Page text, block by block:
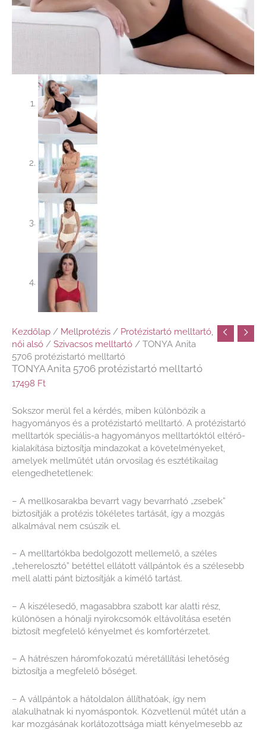
Kezdőlap / Mellprotézis / Protézistartó melltartó,
női alsó / Szivacsos melltartó / TONYA Anita
5706 protézistartó melltartó
TONYA Anita 5706 protézistartó melltartó
17498 Ft
Sokszor merül fel a kérdés, miben különbözik a
hagyományos és a protézistartó melltartó. A protézistartó
melltartók speciális-a hagyományos melltartóktól eltérő-
kialakítása biztosítja mindazokat a követelményeket,
amelyek mellműtét után orvosilag és esztétikailag
elengedhetetlenek:
– A mellkosarakba bevarrt vagy bevarrható „zsebek”
biztosítják a protézis tökéletes tartását, így a mozgás
alkalmával nem csúszik el.
– A melltartókba bedolgozott mellemelő, a széles
„teherelosztó” betéttel ellátott vállpántok és a szélesebb
mell alatti pánt biztosítják a kímélő tartást.
– A kiszélesedő, magasabbra szabott kar alatti rész,
különösen a hónalji nyirokcsomók eltávolítása esetén
biztosít megfelelő kényelmet és komfortérzetet.
– A hátrészen háromfokozatú méretállítási lehetőség
biztosítja a megfelelő bőséget.
– A vállpántok a hátoldalon állíthatóak, így nem
alakulhatnak ki nyomáspontok. Közvetlenül műtét után a
kar mozgásának korlátozottsága miatt kényelmesebb az